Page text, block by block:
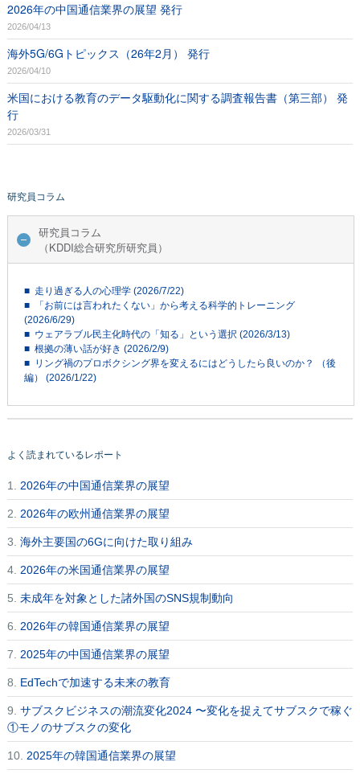
2026年の中国通信業界の展望 発行
2026/04/13
海外5G/6Gトピックス（26年2月） 発行
2026/04/10
米国における教育のデータ駆動化に関する調査報告書（第三部） 発
行
2026/03/31
研究員コラム
研究員コラム
（KDDI総合研究所研究員）
■ 走り過ぎる人の心理学 (2026/7/22)
■ 「お前には言われたくない」から考える科学的トレーニング
(2026/6/29)
■ ウェアラブル民主化時代の「知る」という選択 (2026/3/13)
■ 根拠の薄い話が好き (2026/2/9)
■ リング禍のプロボクシング界を変えるにはどうしたら良いのか？ （後
編） (2026/1/22)
よく読まれているレポート
1. 2026年の中国通信業界の展望
2. 2026年の欧州通信業界の展望
3. 海外主要国の6Gに向けた取り組み
4. 2026年の米国通信業界の展望
5. 未成年を対象とした諸外国のSNS規制動向
6. 2026年の韓国通信業界の展望
7. 2025年の中国通信業界の展望
8. EdTechで加速する未来の教育
9. サブスクビジネスの潮流変化2024 〜変化を捉えてサブスクで稼ぐ
①モノのサブスクの変化
10. 2025年の韓国通信業界の展望